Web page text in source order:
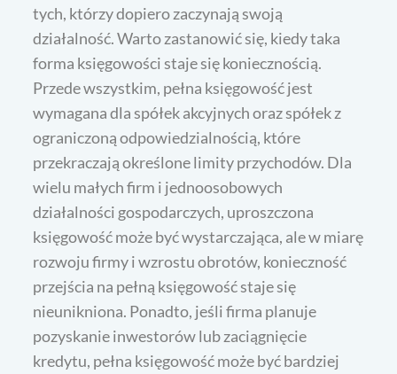
tych, którzy dopiero zaczynają swoją
działalność. Warto zastanowić się, kiedy taka
forma księgowości staje się koniecznością.
Przede wszystkim, pełna księgowość jest
wymagana dla spółek akcyjnych oraz spółek z
ograniczoną odpowiedzialnością, które
przekraczają określone limity przychodów. Dla
wielu małych firm i jednoosobowych
działalności gospodarczych, uproszczona
księgowość może być wystarczająca, ale w miarę
rozwoju firmy i wzrostu obrotów, konieczność
przejścia na pełną księgowość staje się
nieunikniona. Ponadto, jeśli firma planuje
pozyskanie inwestorów lub zaciągnięcie
kredytu, pełna księgowość może być bardziej